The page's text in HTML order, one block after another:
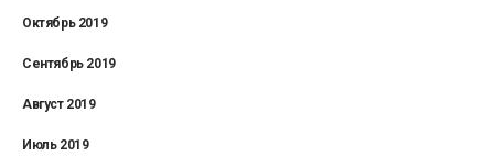
Октябрь 2019
Сентябрь 2019
Август 2019
Июль 2019